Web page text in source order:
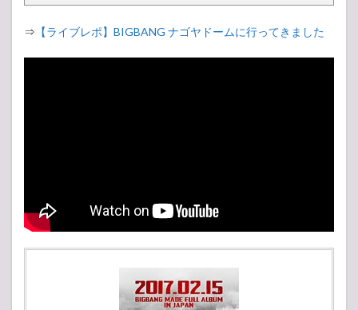
⇒ 【ライブレポ】BIGBANG ナゴヤドームに行ってきました